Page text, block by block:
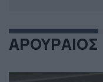
ΑΡΟΥΡΑΙΟΣ